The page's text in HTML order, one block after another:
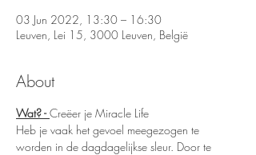
03 Jun 2022, 13:30 – 16:30
Leuven, Lei 15, 3000 Leuven, België
About
Wat? - Creëer je Miracle Life
Heb je vaak het gevoel meegezogen te
worden in de dagdagelijkse sleur. Door te